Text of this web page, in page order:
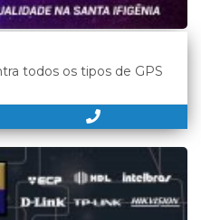
todos os tipos de GPS